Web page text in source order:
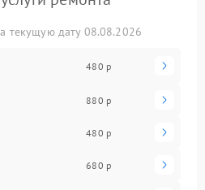
текущую дату 08.08.2026
480 р
880 р
480 р
680 р